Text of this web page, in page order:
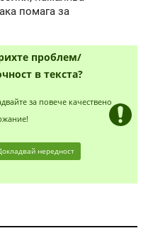
помага за
проблем/
в текста?
за повече качествено
нередност